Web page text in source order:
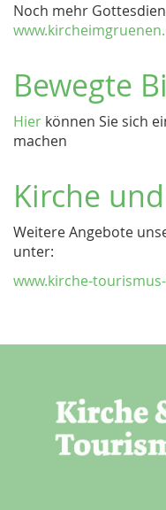
Noch mehr
Bewegte
Hier können Sie sich
machen
Kirche
Weitere Angebote
unter:
www.kirche-